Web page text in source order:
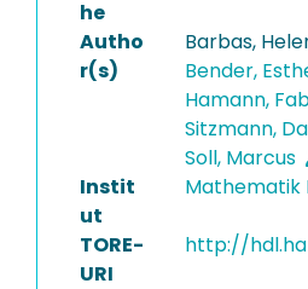
he
Autho
r(s)
Barbas,
Bender,
Hamann,
Sitzmann,
Soll, Marcus
Instit
ut
Mathematik
TORE-
URI
http://